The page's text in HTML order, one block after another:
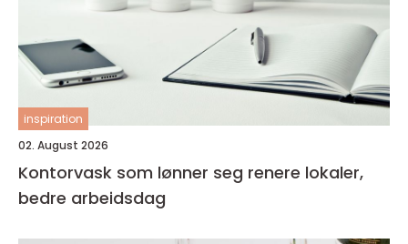
inspiration
02. August 2026
Kontorvask som lønner seg renere lokaler,
bedre arbeidsdag